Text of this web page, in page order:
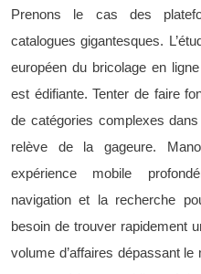
Prenons le cas des
catalogues gigantesques.
européen du bricolage en
est édifiante. Tenter de faire
de catégories complexes
relève de la gageure.
expérience mobile
navigation et la recherche
besoin de trouver rapidement
volume d’affaires dépassant